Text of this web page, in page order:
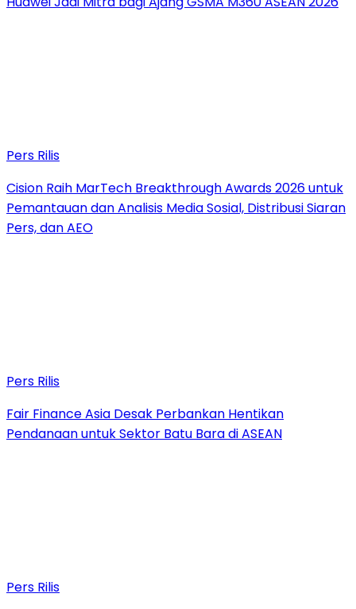
Pers Rilis
Cision Raih MarTech Breakthrough Awards 2026 untuk
Pemantauan dan Analisis Media Sosial, Distribusi Siaran
Pers, dan AEO
Pers Rilis
Fair Finance Asia Desak Perbankan Hentikan
Pendanaan untuk Sektor Batu Bara di ASEAN
Pers Rilis